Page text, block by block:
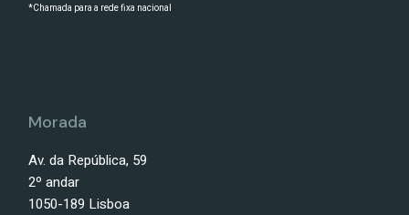
*Chamada para a rede fixa nacional
Morada
Av. da República, 59
2º andar
1050-189 Lisboa